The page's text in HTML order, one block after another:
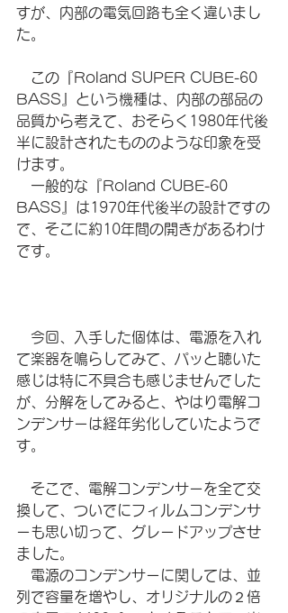
すが、内部の電気回路も全く違いまし
た。
この『Roland SUPER CUBE-60
BASS』という機種は、内部の部品の
品質から考えて、おそらく1980年代後
半に設計されたもののような印象を受
けます。
一般的な『Roland CUBE-60
BASS』は1970年代後半の設計ですの
で、そこに約10年間の開きがあるわけ
です。
今回、入手した個体は、電源を入れ
て楽器を鳴らしてみて、パッと聴いた
感じは特に不具合も感じませんでした
が、分解をしてみると、やはり電解コ
ンデンサーは経年劣化していたようで
す。
そこで、電解コンデンサーを全て交
換して、ついでにフィルムコンデンサ
ーも思い切って、グレードアップさせ
ました。
電源のコンデンサーに関しては、並
列で容量を増やし、オリジナルの２倍